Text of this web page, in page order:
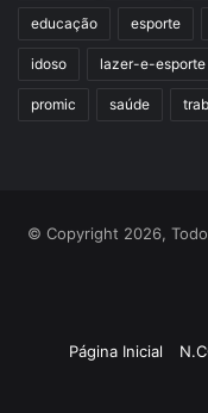
educação esporte
idoso lazer-e-esporte
promic saúde
© Copyright 2026,
Página Inicial